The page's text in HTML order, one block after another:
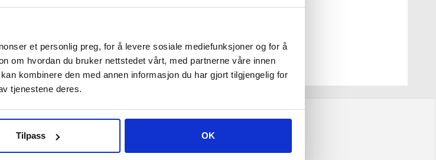
et personlig preg, for å levere sosiale mediefunksjoner og for å
om hvordan du bruker nettstedet vårt, med partnerne våre innen
kombinere den med annen informasjon du har gjort tilgjengelig for
tjenestene deres.
Tilpass OK
Informasjon Om oss